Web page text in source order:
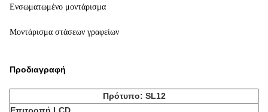
Ενσωματωμένο μοντάρισμα
Μοντάρισμα στάσεων γραφείων
Προδιαγραφή
Πρότυπο: SL12